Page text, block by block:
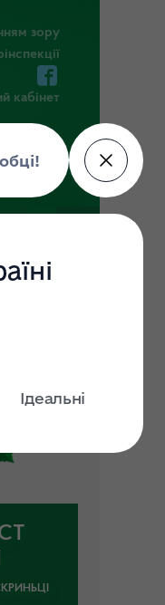
зору
кабінет